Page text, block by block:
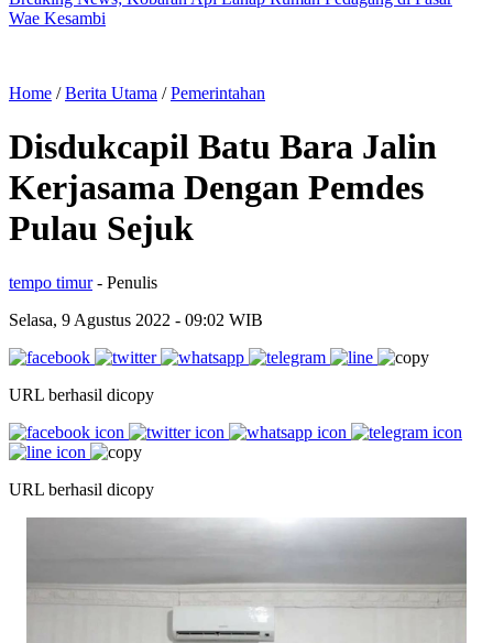
Wae Kesambi
Home /Berita Utama /Pemerintahan
Disdukcapil Batu Bara Jalin
Kerjasama Dengan Pemdes
Pulau Sejuk
tempo timur - Penulis
Selasa, 9 Agustus 2022 - 09:02 WIB
URL berhasil dicopy
URL berhasil dicopy